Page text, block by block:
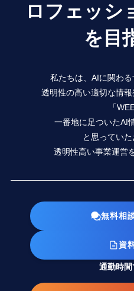
ロフェッシ
を目
私たちは、AIに関わる
透明性の高い適切な情報
「
一番地に足ついたAI
と思っていた
透明性高い事業運営
無料相
資
通勤時